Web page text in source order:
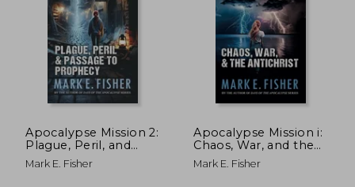
40%
dcto. $ 30.22
45%
dcto.
Apocalypse Mission 2:
Plague, Peril, and
Passage to Prophecy
(en Inglés)
Mark E. Fisher
Apocalypse Mission i:
Chaos, War, and the
Antichrist (en Inglés)
Mark E. Fisher